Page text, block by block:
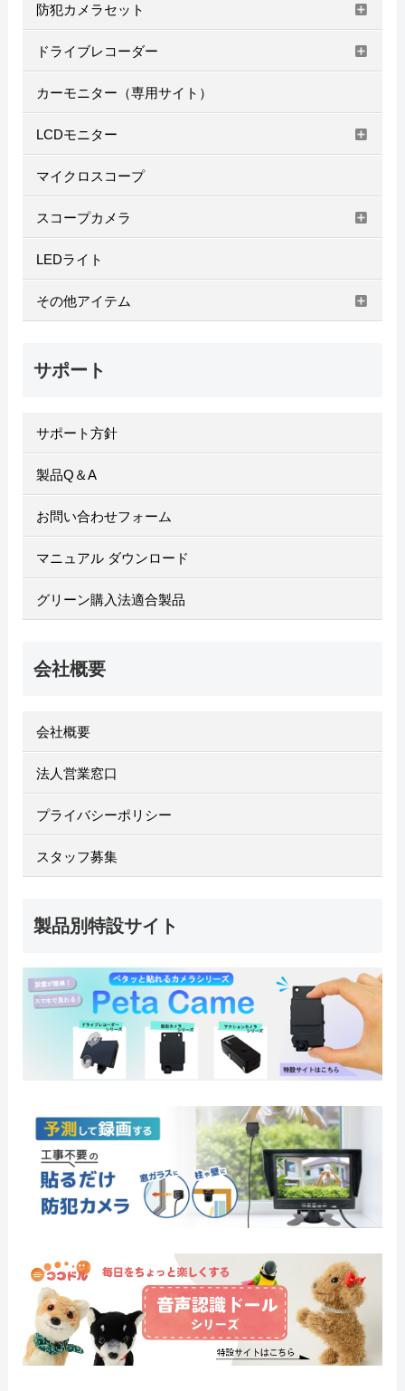
防犯カメラセット
ドライブレコーダー
カーモニター（専用サイト）
LCDモニター
マイクロスコープ
スコープカメラ
LEDライト
その他アイテム
サポート
サポート方針
製品Q＆A
お問い合わせフォーム
マニュアル ダウンロード
グリーン購入法適合製品
会社概要
会社概要
法人営業窓口
プライバシーポリシー
スタッフ募集
製品別特設サイト